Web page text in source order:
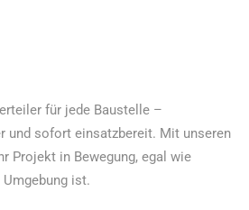
für jede Baustelle –
und sofort einsatzbereit. Mit unseren
Projekt in Bewegung, egal wie
ist.